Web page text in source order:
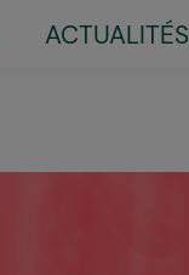
Little
ACTUALITÉS